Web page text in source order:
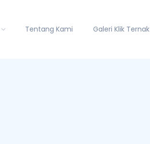
Tentang Kami Galeri Klik Ternak